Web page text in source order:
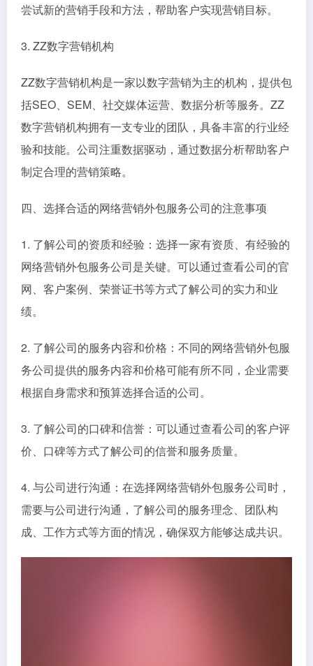
尝试新的营销手段和方法，帮助客户实现营销目标。
3. ZZ数字营销机构
ZZ数字营销机构是一家以数字营销为主的机构，提供包
括SEO、SEM、社交媒体运营、数据分析等服务。ZZ
数字营销机构拥有一支专业的团队，具备丰富的行业经
验和技能。公司注重数据驱动，通过数据分析帮助客户
制定合理的营销策略。
四、选择合适的网络营销外包服务公司的注意事项
1. 了解公司的资质和经验：选择一家有资质、有经验的
网络营销外包服务公司是关键。可以通过查看公司的官
网、客户案例、荣誉证书等方式了解公司的实力和业
绩。
2. 了解公司的服务内容和价格：不同的网络营销外包服
务公司提供的服务内容和价格可能有所不同，企业需要
根据自身需求和预算选择合适的公司。
3. 了解公司的口碑和信誉：可以通过查看公司的客户评
价、口碑等方式了解公司的信誉和服务质量。
4. 与公司进行沟通：在选择网络营销外包服务公司时，
需要与公司进行沟通，了解公司的服务理念、团队构
成、工作方式等方面的情况，确保双方能够达成共识。